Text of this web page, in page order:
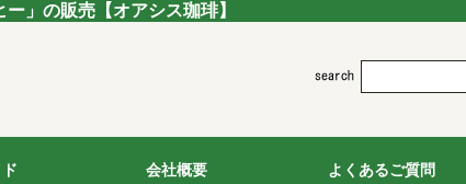
ー」の販売 【オアシス珈琲】
会社概要 よくあるご質問